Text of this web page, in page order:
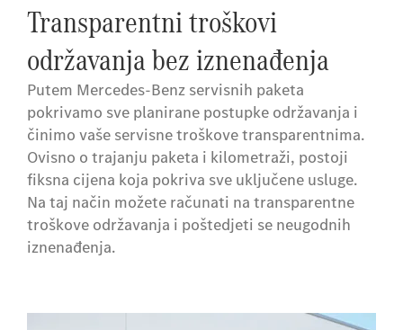
Transparentni troškovi
održavanja bez iznenađenja
Putem Mercedes-Benz servisnih paketa
pokrivamo sve planirane postupke održavanja i
činimo vaše servisne troškove transparentnima.
Ovisno o trajanju paketa i kilometraži, postoji
fiksna cijena koja pokriva sve uključene usluge.
Na taj način možete računati na transparentne
troškove održavanja i poštedjeti se neugodnih
iznenađenja.